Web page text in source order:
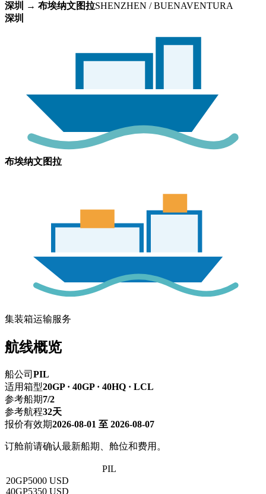
深圳 → 布埃纳文图拉SHENZHEN / BUENAVENTURA
深圳
布埃纳文图拉
集装箱运输服务
航线概览
船公司 PIL
适用箱型20GP · 40GP · 40HQ · LCL
参考船期7/2
参考航程32天
报价有效期2026-08-01 至 2026-08-07
订舱前请确认最新船期、舱位和费用。
PIL
20GP5000 USD
40GP5350 USD